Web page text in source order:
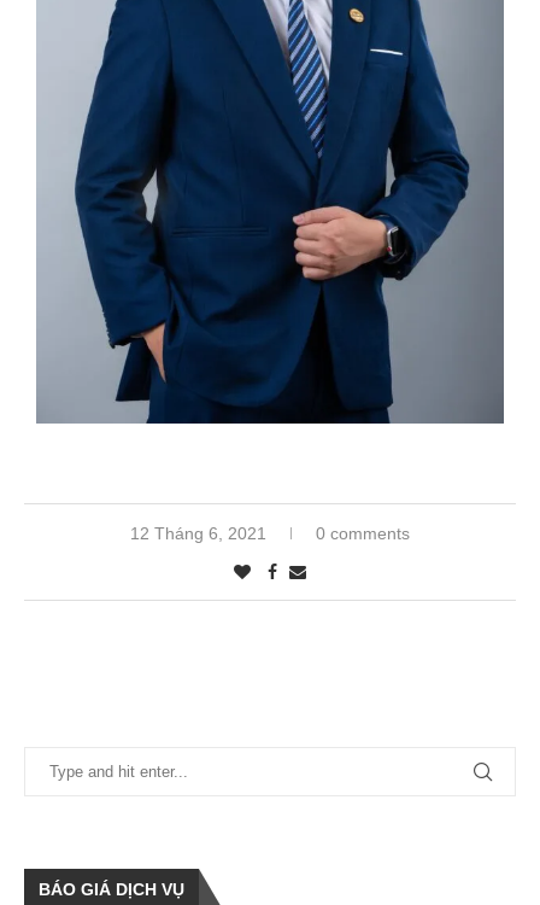
12 Tháng 6, 2021 0 comments
BÁO GIÁ DỊCH VỤ